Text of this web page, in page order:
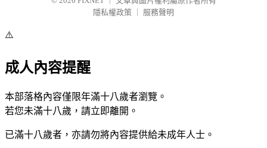
隱私權政策
服務聲明
⚠️
成人內容提醒
本部落格內容僅限年滿十八歲者瀏覽。
若您未滿十八歲，請立即離開。
已滿十八歲者，亦請勿將內容提供給未成年人士。